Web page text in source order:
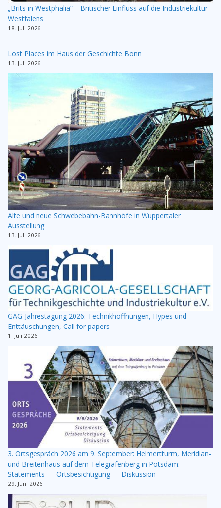
„Brits in Westphalia“ – Britischer Einfluss auf die Industriekultur
Westfalens
18. Juli 2026
Lost Places im Haus der Geschichte Bonn
13. Juli 2026
Alte und neue Schwebebahn-Bahnhöfe in Wuppertaler
Ausstellung
13. Juli 2026
GAG-Jahrestagung 2026: Technikhoffnungen, Hypes und
Enttäuschungen, Call for papers
1. Juli 2026
3. Ortsgespräch 2026 am 9. September: Helmertturm, Meridian-
und Breitenhaus auf dem Telegrafenberg in Potsdam:
Statements — Ortsbesichtigung — Diskussion
29. Juni 2026